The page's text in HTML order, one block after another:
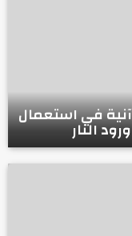
في استعمال
النار